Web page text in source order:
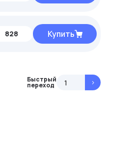
828 Купить
Быстрый
переход >